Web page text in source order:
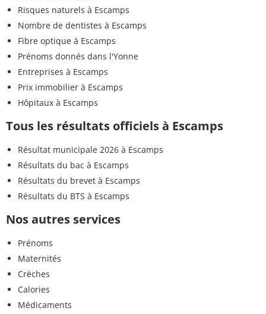
Risques naturels à Escamps
Nombre de dentistes à Escamps
Fibre optique à Escamps
Prénoms donnés dans l'Yonne
Entreprises à Escamps
Prix immobilier à Escamps
Hôpitaux à Escamps
Tous les résultats officiels à Escamps
Résultat municipale 2026 à Escamps
Résultats du bac à Escamps
Résultats du brevet à Escamps
Résultats du BTS à Escamps
Nos autres services
Prénoms
Maternités
Crèches
Calories
Médicaments